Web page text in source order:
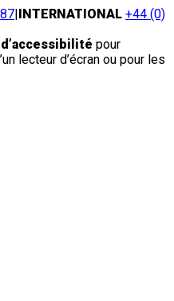
|INTERNATIONAL +44 (0)
pour
lecteur d’écran ou pour les